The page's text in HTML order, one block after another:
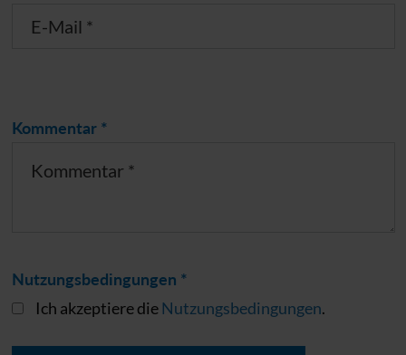
Kommentar *
Nutzungsbedingungen *
Ich akzeptiere dieNutzungsbedingungen.